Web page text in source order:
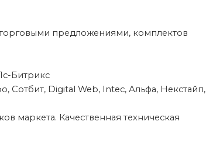
предложениями, комплектов
Битрикс
Сотбит, Digital Web, Intec, Альфа, Некстайп,
маркета. Качественная техническая